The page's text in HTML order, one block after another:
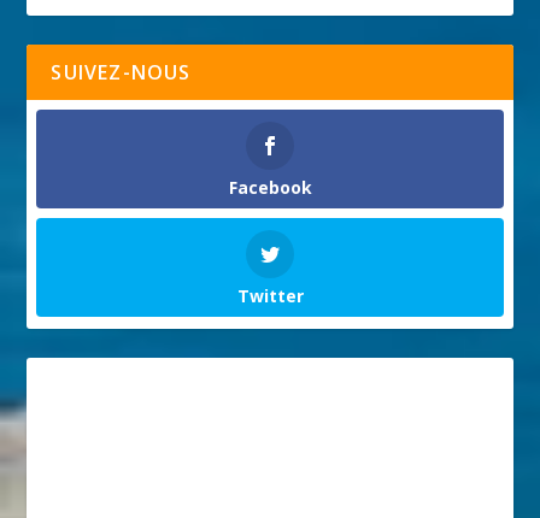
SUIVEZ-NOUS
Facebook
Twitter